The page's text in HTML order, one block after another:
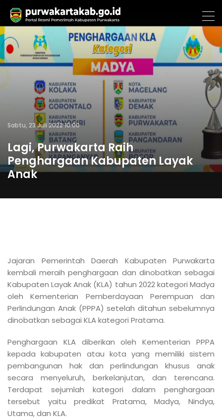
Sabtu, 23 Juli 2022 10:00
Lagi, Purwakarta Raih
Penghargaan Kabupaten Layak
Anak
Jajaran Pemerintah Daerah Kabupaten Purwakarta
kembali meraih penghargaan dan dinobatkan sebagai
Kabupaten Layak Anak (KLA) tahun 2022 kategori Madya
oleh Kementerian Pemberdayaan Perempuan dan
Perlindungan Anak (PPPA) setelah ditahun sebelumnya
dinobatkan sebagai KLA kategori Pratama.
Penghargaan KLA diberikan oleh Kementerian PPPA
kepada kabupaten atau kota yang memiliki sistem
pembangunan hak dan perlindungan khusus anak
secara menyeluruh, berkelanjutan, dan terencana.
Terdapat sejumlah kategori dalam penghargaan
tersebut yaitu predikat Pratama, Madya, Nindya,
Utama, dan KLA.